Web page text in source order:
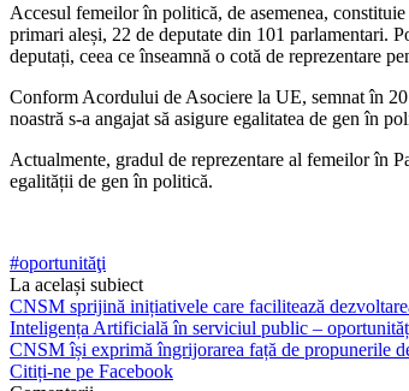
Accesul femeilor în politică, de asemenea,
primari aleși, 22 de deputate din 101 parlamentari.
deputați, ceea ce înseamnă o cotă de reprezentare
Conform Acordului de Aso­ciere la UE, semnat în
noastră s-a angajat să asigure egalitatea de gen în
Actualmente, gradul de repre­zentare al femeilor în
egalității de gen în politică.
#oportunităţi
La același subiect
CNSM sprijină inițiativele care facilitează
Inteligența Artificială în serviciul public –
CNSM își exprimă îngrijorarea față de propunerile
Citiți-ne pe Facebook